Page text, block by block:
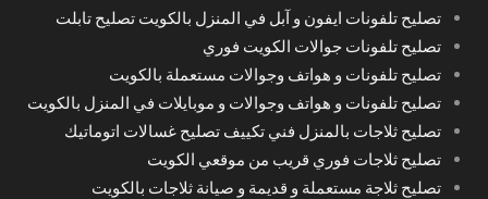
تصليح تلفونات ايفون و آبل في المنزل بالكويت تصليح تابلت
تصليح تلفونات جوالات الكويت فوري
تصليح تلفونات و هواتف وجوالات مستعملة بالكويت
تصليح تلفونات و هواتف وجوالات و موبايلات في المنزل بالكويت
تصليح ثلاجات بالمنزل فني تكييف تصليح غسالات اتوماتيك
تصليح ثلاجات فوري قريب من موقعي الكويت
تصليح ثلاجة مستعملة و قديمة و صيانة ثلاجات بالكويت